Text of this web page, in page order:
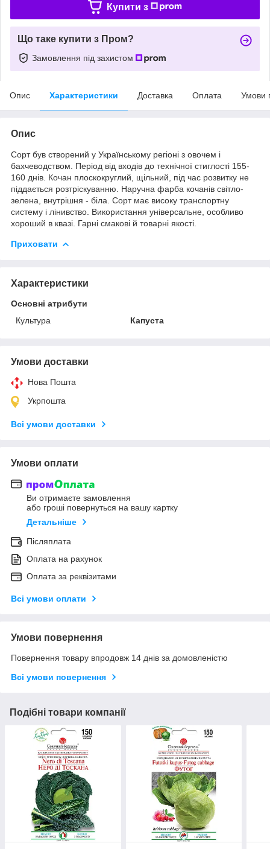
Купити з
Що таке купити з Пром?
Замовлення під захистом
Опис Характеристики Доставка Оплата Умови
Опис
Сорт був створений у Українському регіоні з овочем і
бахчеводством. Період від входів до технічної стиглості 155-
160 днів. Кочан плоскокруглий, щільний, під час розвитку не
піддається розтріскуванню. Наручна фарба кочанів світло-
зелена, внутрішня - біла. Сорт має високу транспортну
систему і лінивство. Використання універсальне, особливо
хороший в квазі. Гарні смакові й товарні якості.
Приховати
Характеристики
Основні атрибути
Культура
Капуста
Умови доставки
Нова Пошта
Укрпошта
Всі умови доставки
Умови оплати
Ви отримаєте замовлення
або гроші повернуться на вашу картку
Детальніше
Післяплата
Оплата на рахунок
Оплата за реквізитами
Всі умови оплати
Умови повернення
Повернення товару впродовж 14 днів за домовленістю
Всі умови повернення
Подібні товари компанії